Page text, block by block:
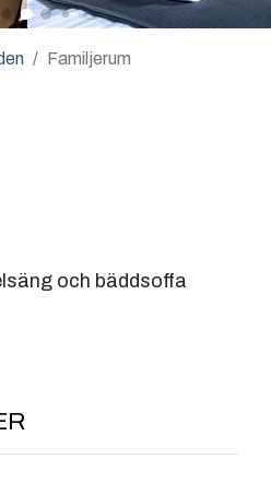
Familjerum
och bäddsoffa